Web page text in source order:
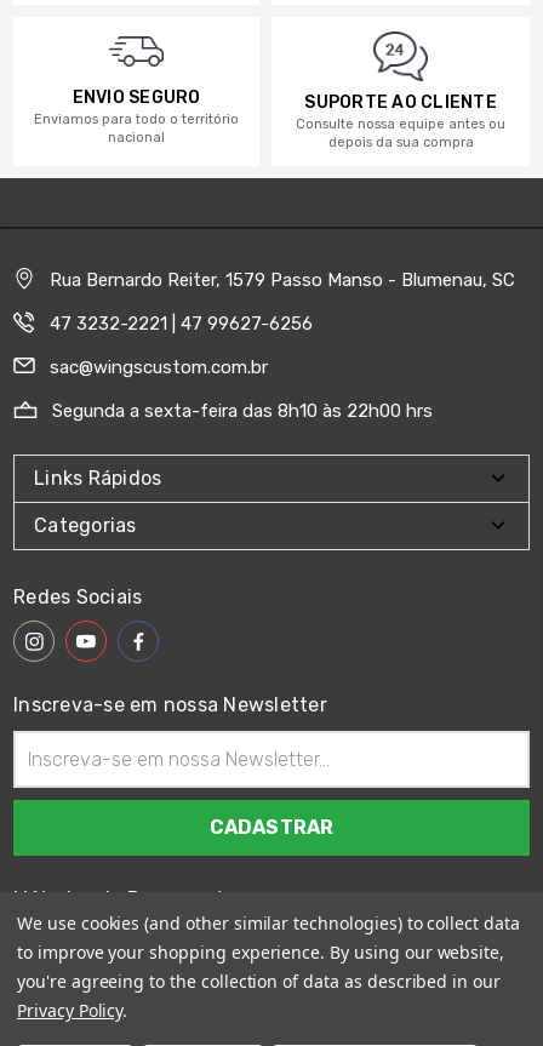
ENVIO SEGURO
Enviamos para todo o território
nacional
SUPORTE AO CLIENTE
Consulte nossa equipe antes ou
depois da sua compra
Rua Bernardo Reiter, 1579 Passo Manso - Blumenau, SC
47 3232-2221 | 47 99627-6256
sac@wingscustom.com.br
Segunda a sexta-feira das 8h10 às 22h00 hrs
Links Rápidos
Categorias
Redes Sociais
Inscreva-se em nossa Newsletter
de
email
Métodos de Pagamento
We use cookies (and other similar technologies) to collect data
to improve your shopping experience. By using our website,
you're agreeing to the collection of data as described in our
Privacy Policy.